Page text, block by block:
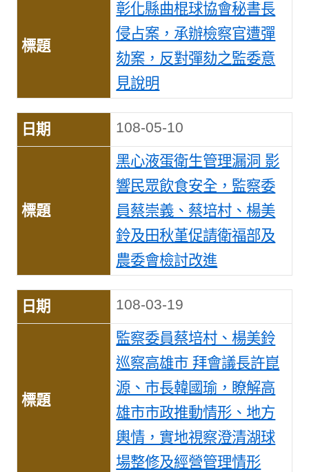
彰化縣曲棍球協會秘書長
侵占案，承辦檢察官遭彈
劾案，反對彈劾之監委意
見說明
108-05-10
黑心液蛋衛生管理漏洞 影
響民眾飲食安全，監察委
員蔡崇義、蔡培村、楊美
鈴及田秋堇促請衛福部及
農委會檢討改進
108-03-19
監察委員蔡培村、楊美鈴
巡察高雄市 拜會議長許崑
源、市長韓國瑜，瞭解高
雄市市政推動情形、地方
輿情，實地視察澄清湖球
場整修及經營管理情形